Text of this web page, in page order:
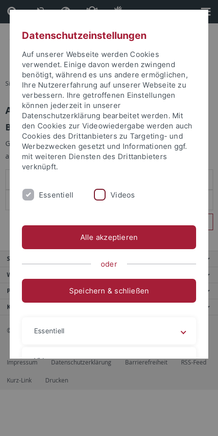
Direkt
zum
Inhalt
Direkt
zur
Fußleiste
Sie sind hier: Startseite
Anmelden
Benutzeranmeldung
Geben Sie Ihren Benutzernamen und Ihr Passwort an um sich
anzumelden:
Service
Weitere Angebote
Portale
Kontaktinfo
© 2026 Eberhard Karls Universität Tübingen, Tübingen
Impressum Datenschutzerklärung Barrierefreiheit RSS-Feed
Kurz-Link Drucken
Datenschutzeinstellungen
Auf unserer Webseite werden Cookies
verwendet. Einige davon werden zwingend
benötigt, während es uns andere ermöglichen,
Ihre Nutzererfahrung auf unserer Webseite zu
verbessern. Ihre getroffenen Einstellungen
können jederzeit in unserer
Datenschutzerklärung bearbeitet werden. Mit
den Cookies zur Videowiedergabe werden auch
Cookies des Drittanbieters zu Targeting- und
Werbezwecken gesetzt und Informationen ggf.
mit weiteren Diensten des Drittanbieters
verknüpft.
Essentiell Videos
Alle akzeptieren
oder
Speichern & schließen
Essentiell
Videos